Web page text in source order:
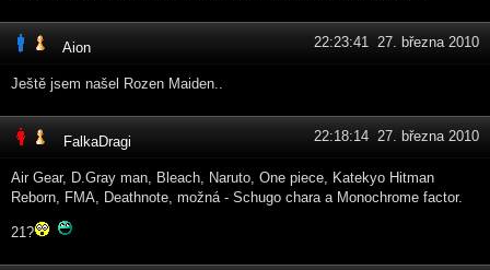
Aion 22:23:41 27. března 2010
Ještě jsem našel Rozen Maiden..
FalkaDragi 22:18:14 27. března 2010
Air Gear, D.Gray man, Bleach, Naruto, One piece, Katekyo Hitman
Reborn, FMA, Deathnote, možná - Schugo chara a Monochrome factor.
21?